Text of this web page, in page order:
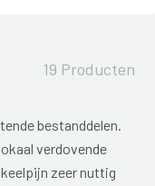
19 Producten
bestanddelen.
verdovende
zeer nuttig